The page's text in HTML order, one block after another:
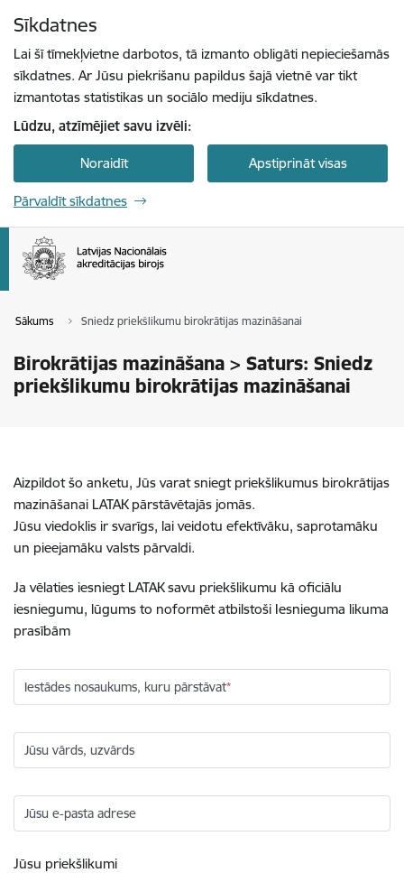
Sīkdatnes
Lai šī tīmekļvietne darbotos, tā izmanto obligāti nepieciešamās
sīkdatnes. Ar Jūsu piekrišanu papildus šajā vietnē var tikt
izmantotas statistikas un sociālo mediju sīkdatnes.
Lūdzu, atzīmējiet savu izvēli:
Noraidīt Apstiprināt visas
Pārvaldīt sīkdatnes
Sākums Sniedz priekšlikumu birokrātijas mazināšanai
Birokrātijas mazināšana > Saturs: Sniedz
priekšlikumu birokrātijas mazināšanai
Aizpildot šo anketu, Jūs varat sniegt priekšlikumus birokrātijas
mazināšanai LATAK pārstāvētajās jomās.
Jūsu viedoklis ir svarīgs, lai veidotu efektīvāku, saprotamāku
un pieejamāku valsts pārvaldi.
Ja vēlaties iesniegt LATAK savu priekšlikumu kā oficiālu
iesniegumu, lūgums to noformēt atbilstoši Iesnieguma likuma
prasībām
Iestādes nosaukums, kuru pārstāvat
Jūsu vārds, uzvārds
Jūsu e-pasta adrese
Jūsu priekšlikumi